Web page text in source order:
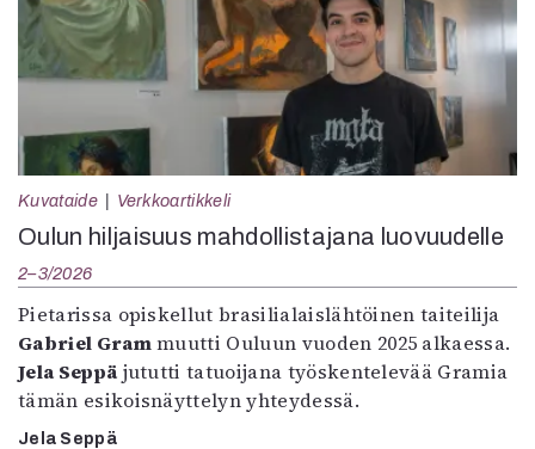
Kuvataide Verkkoartikkeli
Oulun hiljaisuus mahdollistajana luovuudelle
2–3/2026
Pietarissa opiskellut brasilialaislähtöinen taiteilija
Gabriel Grammuutti Ouluun vuoden 2025 alkaessa.
Jela Seppä jututti tatuoijana työskentelevää Gramia
tämän esikoisnäyttelyn yhteydessä.
Jela Seppä